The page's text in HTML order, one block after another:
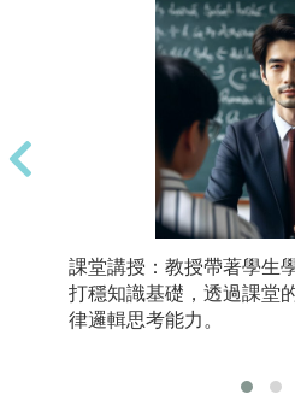
課堂講授：教授帶著學生
打穩知識基礎，透過課堂
律邏輯思考能力。